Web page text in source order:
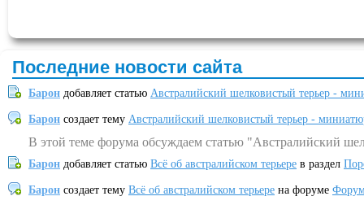
Последние новости сайта
Барон добавляет статью Австралийский шелковистый терьер -
Барон создает тему Австралийский шелковистый терьер -
В этой теме форума обсуждаем статью "Австралийский
Барон добавляет статью Всё об австралийском терьере в раздел
Барон создает тему Всё об австралийском терьере на форуме